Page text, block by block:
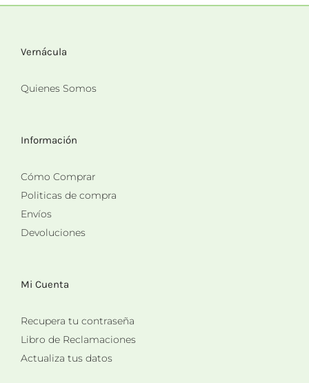
Vernácula
Quienes Somos
Información
Cómo Comprar
Politicas de compra
Envíos
Devoluciones
Mi Cuenta
Recupera tu contraseña
Libro de Reclamaciones
Actualiza tus datos